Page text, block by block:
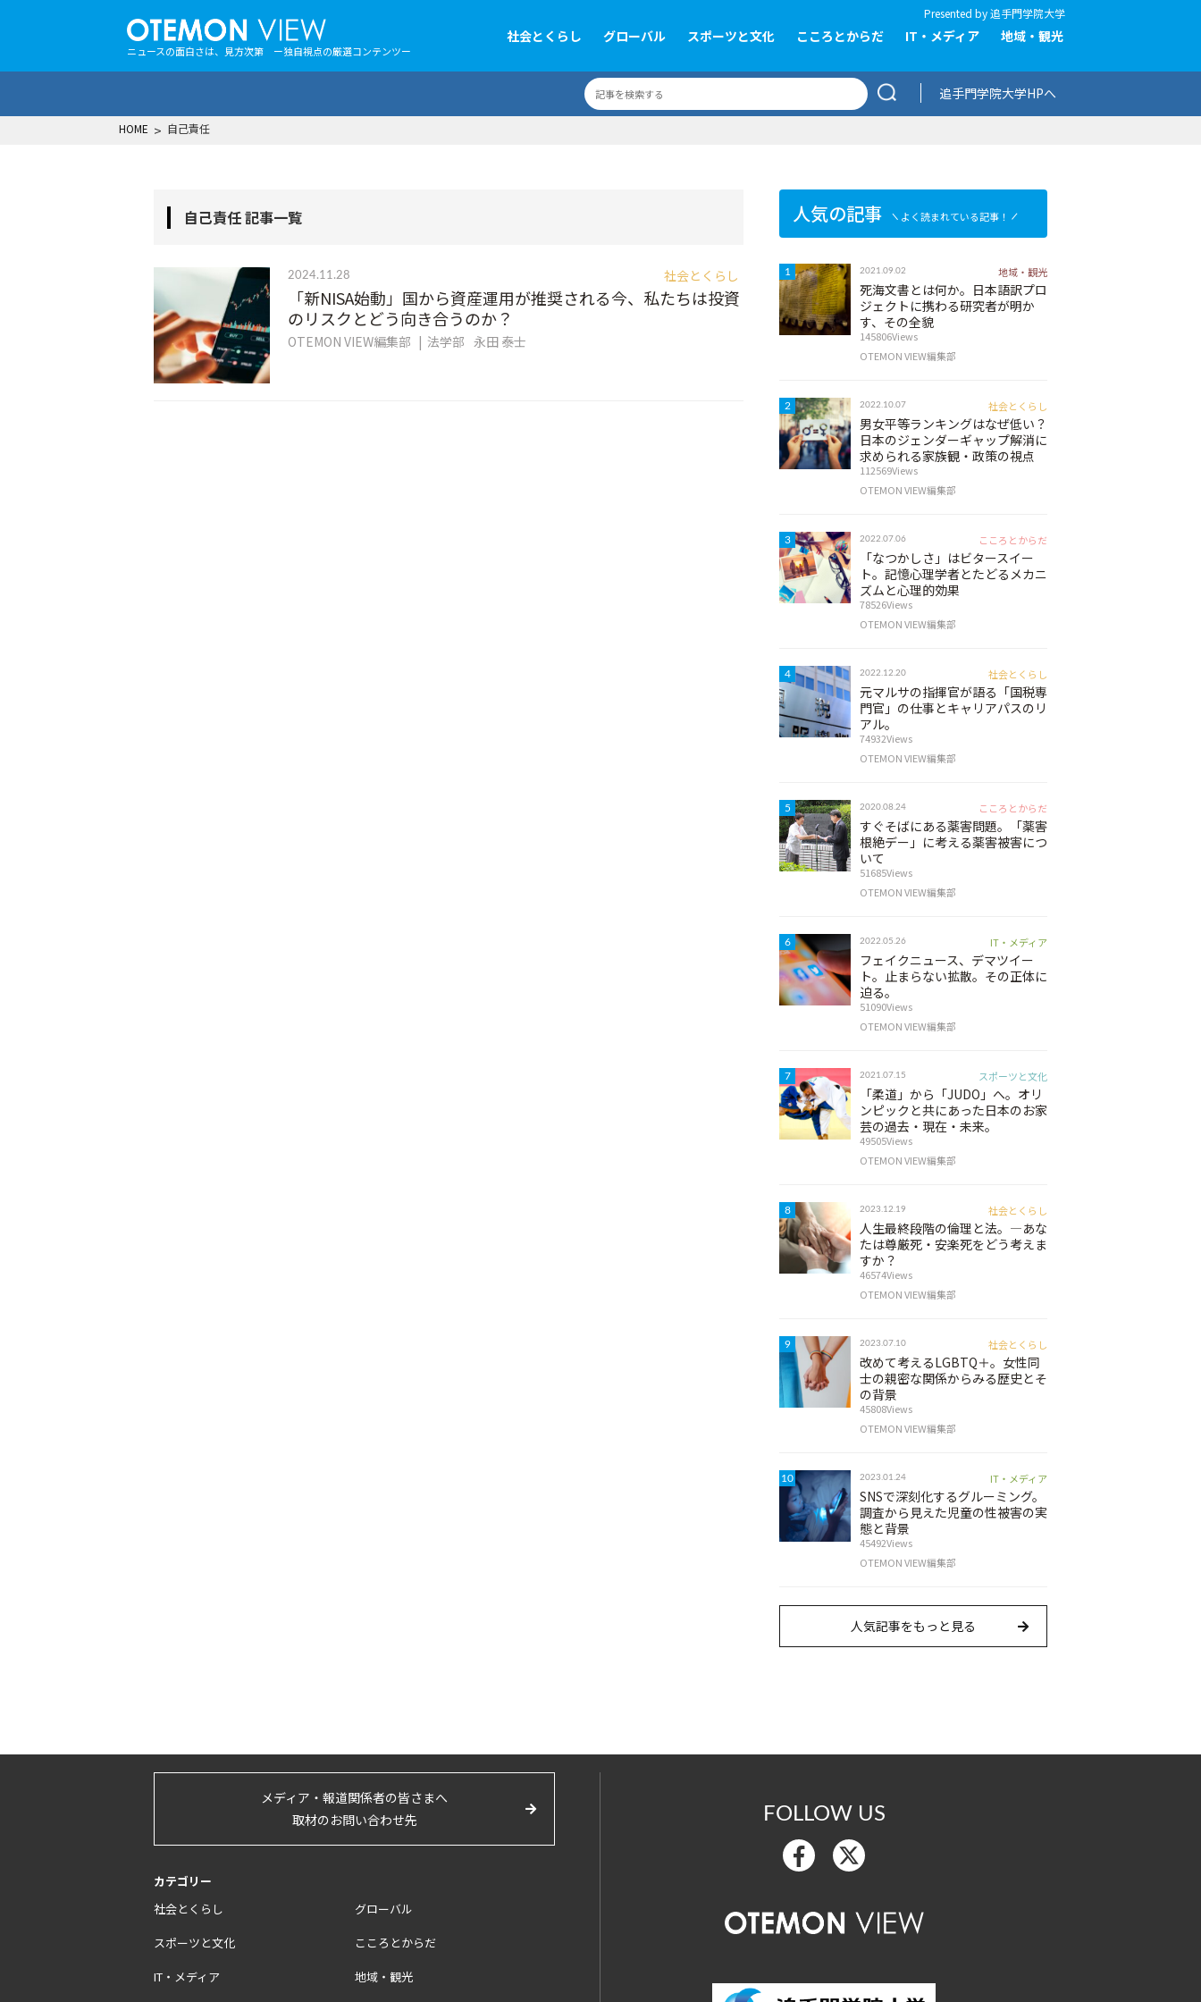
ニュースの面白さは、見方次第 ー独自視点の厳選コンテンツー
Presented by追手門学院大学
社会とくらし グローバル スポーツと文化 こころとからだ IT・メディア 地域・観光
追手門学院大学HPへ
HOME > 自己責任
自己責任 記事一覧
2024.11.28 社会とくらし
「新NISA始動」国から資産運用が推奨される今、私たちは投資
のリスクとどう向き合うのか？
OTEMON VIEW編集部 法学部 永田 泰士
人気の記事 よく読まれている記事！
1 2021.09.02 地域・観光
死海文書とは何か。日本語訳プロ
ジェクトに携わる研究者が明か
す、その全貌
145806Views
OTEMON VIEW編集部
2 2022.10.07 社会とくらし
男女平等ランキングはなぜ低い？
日本のジェンダーギャップ解消に
求められる家族観・政策の視点
112569Views
OTEMON VIEW編集部
3 2022.07.06 こころとからだ
「なつかしさ」はビタースイー
ト。記憶心理学者とたどるメカニ
ズムと心理的効果
78526Views
OTEMON VIEW編集部
4 2022.12.20 社会とくらし
元マルサの指揮官が語る「国税専
門官」の仕事とキャリアパスのリ
アル。
74932Views
OTEMON VIEW編集部
5 2020.08.24 こころとからだ
すぐそばにある薬害問題。「薬害
根絶デー」に考える薬害被害につ
いて
51685Views
OTEMON VIEW編集部
6 2022.05.26 IT・メディア
フェイクニュース、デマツイー
ト。止まらない拡散。その正体に
迫る。
51090Views
OTEMON VIEW編集部
7 2021.07.15 スポーツと文化
「柔道」から「JUDO」へ。オリ
ンピックと共にあった日本のお家
芸の過去・現在・未来。
49505Views
OTEMON VIEW編集部
8 2023.12.19 社会とくらし
人生最終段階の倫理と法。―あな
たは尊厳死・安楽死をどう考えま
すか？
46574Views
OTEMON VIEW編集部
9 2023.07.10 社会とくらし
改めて考えるLGBTQ＋。女性同
士の親密な関係からみる歴史とそ
の背景
45808Views
OTEMON VIEW編集部
10 2023.01.24 IT・メディア
SNSで深刻化するグルーミング。
調査から見えた児童の性被害の実
態と背景
45492Views
OTEMON VIEW編集部
人気記事をもっと見る
メディア・報道関係者の皆さまへ
取材のお問い合わせ先
カテゴリー
社会とくらし
グローバル
スポーツと文化
こころとからだ
IT・メディア
地域・観光
FOLLOW US